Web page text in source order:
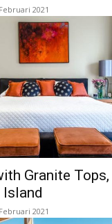
2021
Granite Tops,
Island
2021